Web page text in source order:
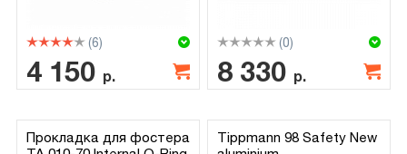
(6)
4 150 р.
(0)
8 330 р.
Прокладка для фостера
Tippmann 98 Safety New